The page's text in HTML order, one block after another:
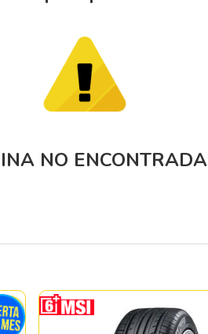
NO ENCONTRADA
10